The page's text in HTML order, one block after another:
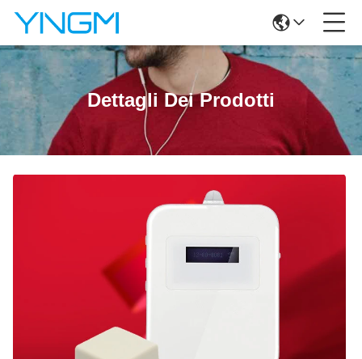
Dettagli Dei Prodotti